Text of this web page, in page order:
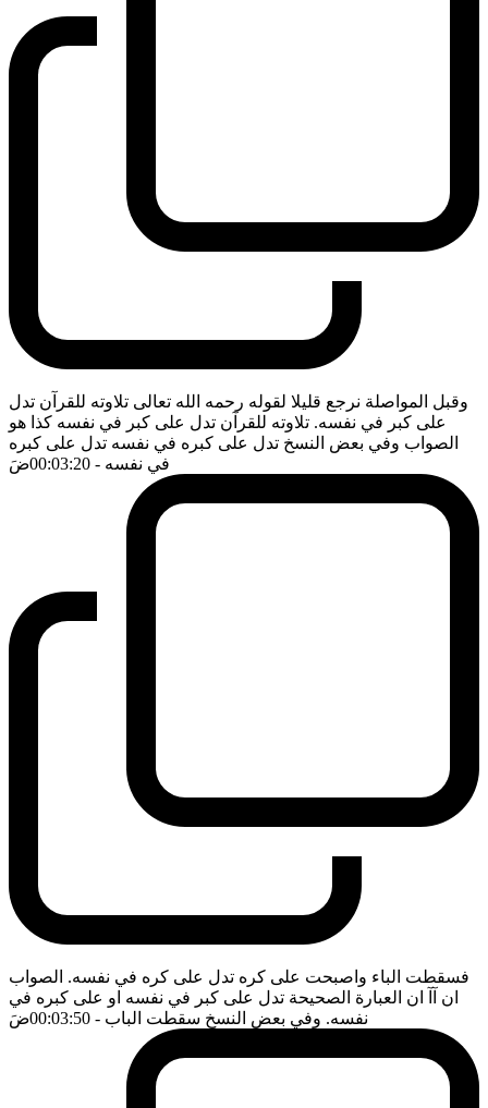
وقبل المواصلة نرجع قليلا لقوله رحمه الله تعالى تلاوته للقرآن تدل
على كبر في نفسه. تلاوته للقرآن تدل على كبر في نفسه كذا هو
الصواب وفي بعض النسخ تدل على كبره في نفسه تدل على كبره
في نفسه - 00:03:20 ضَ
فسقطت الباء واصبحت على كره تدل على كره في نفسه. الصواب
ان آآ ان العبارة الصحيحة تدل على كبر في نفسه او على كبره في
نفسه. وفي بعض النسخ سقطت الباب - 00:03:50 ضَ